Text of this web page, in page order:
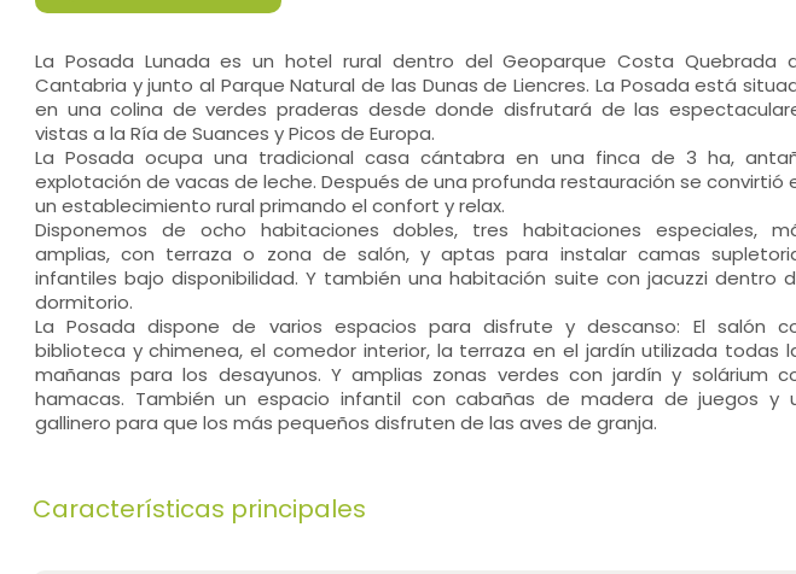
La Posada Lunada es un hotel rural dentro del Geoparque Costa Quebrada
Cantabria y junto al Parque Natural de las Dunas de Liencres. La Posada está
en una colina de verdes praderas desde donde disfrutará de las
vistas a la Ría de Suances y Picos de Europa.
La Posada ocupa una tradicional casa cántabra en una finca de 3 ha,
explotación de vacas de leche. Después de una profunda restauración se convirtió
un establecimiento rural primando el confort y relax.
Disponemos de ocho habitaciones dobles, tres habitaciones especiales,
amplias, con terraza o zona de salón, y aptas para instalar camas
infantiles bajo disponibilidad. Y también una habitación suite con jacuzzi dentro
dormitorio.
La Posada dispone de varios espacios para disfrute y descanso: El salón
biblioteca y chimenea, el comedor interior, la terraza en el jardín utilizada todas
mañanas para los desayunos. Y amplias zonas verdes con jardín y solárium
hamacas. También un espacio infantil con cabañas de madera de juegos y
gallinero para que los más pequeños disfruten de las aves de granja.
Características principales